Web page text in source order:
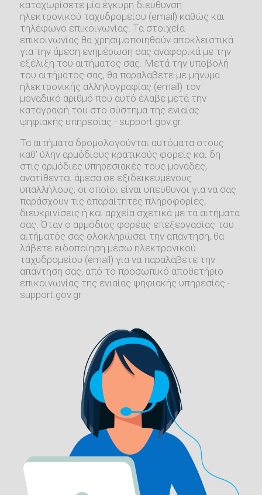
καταχωρίσετε μία έγκυρη διεύθυνση
ηλεκτρονικού ταχυδρομείου (email) καθώς και
τηλέφωνο επικοινωνίας. Τα στοιχεία
επικοινωνίας θα χρησιμοποιηθούν αποκλειστικά
για την άμεση ενημέρωση σας αναφορικά με την
εξέλιξη του αιτήματος σας. Μετά την υποβολή
του αιτήματος σας, θα παραλάβετε με μήνυμα
ηλεκτρονικής αλληλογραφίας (email) τον
μοναδικό αριθμό που αυτό έλαβε μετά την
καταγραφή του στο σύστημα της ενιαίας
ψηφιακής υπηρεσίας - support.gov.gr.
Τα αιτήματα δρομολογούνται αυτόματα στους
καθ' ύλην αρμόδιους κρατικούς φορείς και δη
στις αρμόδιες υπηρεσιακές τους μονάδες,
ανατίθενται άμεσα σε εξιδεικευμένους
υπαλλήλους, οι οποίοι είναι υπεύθυνοι για να σας
παράσχουν τις απαραίτητες πληροφορίες,
διευκρινίσεις ή και αρχεία σχετικά με τα αιτήματα
σας. Όταν ο αρμόδιος φορέας επεξεργασίας του
αιτήματός σας ολοκληρώσει την απάντηση, θα
λάβετε ειδοποίηση μέσω ηλεκτρονικού
ταχυδρομείου (email) για να παραλάβετε την
απάντηση σας, από το προσωπικό αποθετήριο
επικοινωνίας της ενιαίας ψηφιακής υπηρεσίας -
support.gov.gr